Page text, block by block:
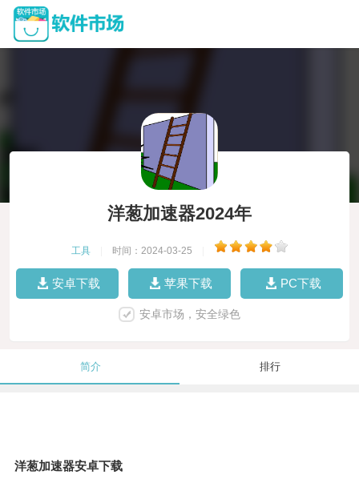
洋葱加速器2024年
工具 时间：2024-03-25
安卓下载 苹果下载 PC下载
安卓市场，安全绿色
简介 排行
洋葱加速器安卓下载